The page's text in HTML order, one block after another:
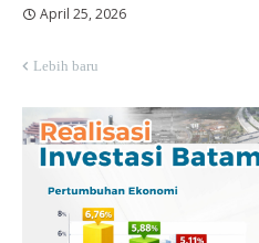
April 25, 2026
Lebih baru